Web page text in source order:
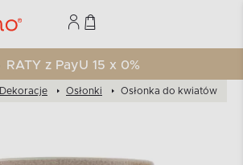
RATY z PayU 15 x 0%
Dekoracje Osłonki Osłonka do kwiatów